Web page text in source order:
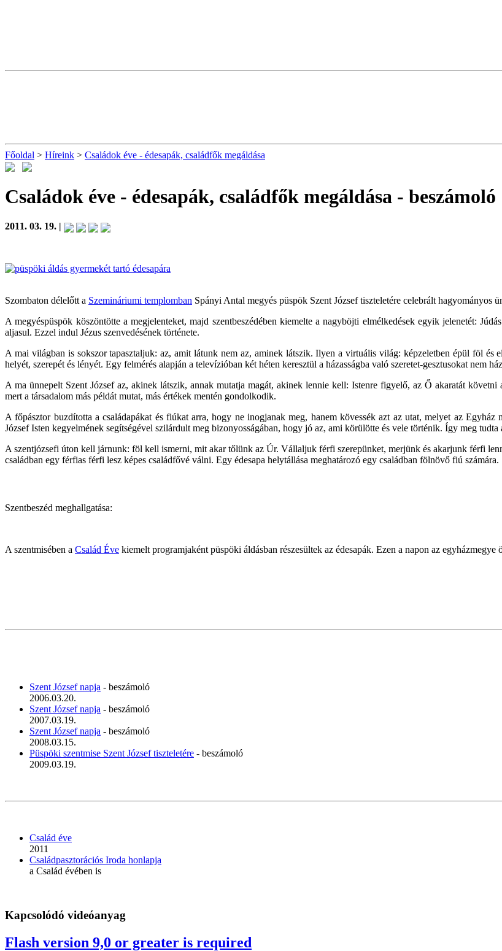
Főoldal > Híreink > Családok éve - édesapák, családfők megáldása
Családok éve - édesapák, családfők megáldása - beszámoló
2011. 03. 19. |
Szombaton délelőtt a Szemináriumi templomban Spányi Antal megyés püspök Szent József tiszteletére celebrált hagyományos
A megyéspüspök köszöntötte a megjelenteket, majd szentbeszédében kiemelte a nagyböjti elmélkedések egyik jelenetét:
aljasul. Ezzel indul Jézus szenvedésének története.
A mai világban is sokszor tapasztaljuk: az, amit látunk nem az, aminek látszik. Ilyen a virtuális világ: képzeletben épül föl
helyét, szerepét és lényét. Egy felmérés alapján a televízióban két héten keresztül a házasságba való szeretet-gesztusokat nem
A ma ünnepelt Szent József az, akinek látszik, annak mutatja magát, akinek lennie kell: Istenre figyelő, az Ő akaratát
mert a társadalom más példát mutat, más értékek mentén gondolkodik.
A főpásztor buzdította a családapákat és fiúkat arra, hogy ne inogjanak meg, hanem kövessék azt az utat, melyet az
József Isten kegyelmének segítségével szilárdult meg bizonyosságában, hogy jó az, ami körülötte és vele történik. Így meg
A szentjózsefi úton kell járnunk: föl kell ismerni, mit akar tőlünk az Úr. Vállaljuk férfi szerepünket, merjünk és akarjunk férfi
családban egy férfias férfi lesz képes családfővé válni. Egy édesapa helytállása meghatározó egy családban fölnövő fiú számára.
Szentbeszéd meghallgatása:
A szentmisében a Család Éve kiemelt programjaként püspöki áldásban részesültek az édesapák. Ezen a napon az egyházmegye
Szent József napja - beszámoló
2006.03.20.
Szent József napja - beszámoló
2007.03.19.
Szent József napja - beszámoló
2008.03.15.
Püspöki szentmise Szent József tiszteletére - beszámoló
2009.03.19.
Család éve
2011
Családpasztorációs Iroda honlapja
a Család évében is
Kapcsolódó videóanyag
Flash version 9,0 or greater is required